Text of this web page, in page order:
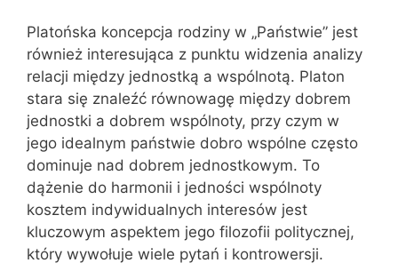
Platońska koncepcja rodziny w „Państwie” jest
również interesująca z punktu widzenia analizy
relacji między jednostką a wspólnotą. Platon
stara się znaleźć równowagę między dobrem
jednostki a dobrem wspólnoty, przy czym w
jego idealnym państwie dobro wspólne często
dominuje nad dobrem jednostkowym. To
dążenie do harmonii i jedności wspólnoty
kosztem indywidualnych interesów jest
kluczowym aspektem jego filozofii politycznej,
który wywołuje wiele pytań i kontrowersji.